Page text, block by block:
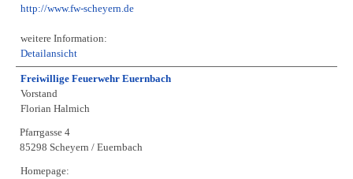
http://www.fw-scheyern.de
weitere Information:
Detailansicht
Freiwillige Feuerwehr Euernbach
Vorstand
Florian Halmich
Pfarrgasse 4
85298 Scheyern / Euernbach
Homepage: